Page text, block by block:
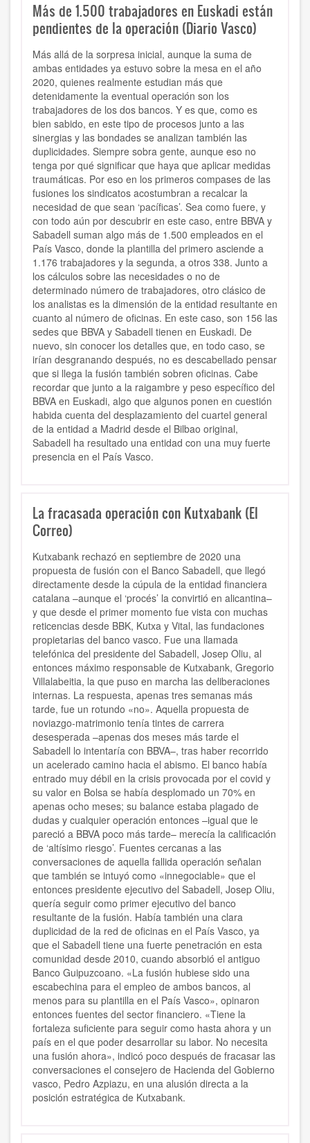
Más de 1.500 trabajadores en Euskadi están
pendientes de la operación (Diario Vasco)
Más allá de la sorpresa inicial, aunque la suma de
ambas entidades ya estuvo sobre la mesa en el año
2020, quienes realmente estudian más que
detenidamente la eventual operación son los
trabajadores de los dos bancos. Y es que, como es
bien sabido, en este tipo de procesos junto a las
sinergias y las bondades se analizan también las
duplicidades. Siempre sobra gente, aunque eso no
tenga por qué significar que haya que aplicar medidas
traumáticas. Por eso en los primeros compases de las
fusiones los sindicatos acostumbran a recalcar la
necesidad de que sean ‘pacíficas’. Sea como fuere, y
con todo aún por descubrir en este caso, entre BBVA y
Sabadell suman algo más de 1.500 empleados en el
País Vasco, donde la plantilla del primero asciende a
1.176 trabajadores y la segunda, a otros 338. Junto a
los cálculos sobre las necesidades o no de
determinado número de trabajadores, otro clásico de
los analistas es la dimensión de la entidad resultante en
cuanto al número de oficinas. En este caso, son 156 las
sedes que BBVA y Sabadell tienen en Euskadi. De
nuevo, sin conocer los detalles que, en todo caso, se
irían desgranando después, no es descabellado pensar
que si llega la fusión también sobren oficinas. Cabe
recordar que junto a la raigambre y peso específico del
BBVA en Euskadi, algo que algunos ponen en cuestión
habida cuenta del desplazamiento del cuartel general
de la entidad a Madrid desde el Bilbao original,
Sabadell ha resultado una entidad con una muy fuerte
presencia en el País Vasco.
La fracasada operación con Kutxabank (El
Correo)
Kutxabank rechazó en septiembre de 2020 una
propuesta de fusión con el Banco Sabadell, que llegó
directamente desde la cúpula de la entidad financiera
catalana –aunque el ‘procés’ la convirtió en alicantina–
y que desde el primer momento fue vista con muchas
reticencias desde BBK, Kutxa y Vital, las fundaciones
propietarias del banco vasco. Fue una llamada
telefónica del presidente del Sabadell, Josep Oliu, al
entonces máximo responsable de Kutxabank, Gregorio
Villalabeitia, la que puso en marcha las deliberaciones
internas. La respuesta, apenas tres semanas más
tarde, fue un rotundo «no». Aquella propuesta de
noviazgo-matrimonio tenía tintes de carrera
desesperada –apenas dos meses más tarde el
Sabadell lo intentaría con BBVA–, tras haber recorrido
un acelerado camino hacia el abismo. El banco había
entrado muy débil en la crisis provocada por el covid y
su valor en Bolsa se había desplomado un 70% en
apenas ocho meses; su balance estaba plagado de
dudas y cualquier operación entonces –igual que le
pareció a BBVA poco más tarde– merecía la calificación
de ‘altísimo riesgo’. Fuentes cercanas a las
conversaciones de aquella fallida operación señalan
que también se intuyó como «innegociable» que el
entonces presidente ejecutivo del Sabadell, Josep Oliu,
quería seguir como primer ejecutivo del banco
resultante de la fusión. Había también una clara
duplicidad de la red de oficinas en el País Vasco, ya
que el Sabadell tiene una fuerte penetración en esta
comunidad desde 2010, cuando absorbió el antiguo
Banco Guipuzcoano. «La fusión hubiese sido una
escabechina para el empleo de ambos bancos, al
menos para su plantilla en el País Vasco», opinaron
entonces fuentes del sector financiero. «Tiene la
fortaleza suficiente para seguir como hasta ahora y un
país en el que poder desarrollar su labor. No necesita
una fusión ahora», indicó poco después de fracasar las
conversaciones el consejero de Hacienda del Gobierno
vasco, Pedro Azpiazu, en una alusión directa a la
posición estratégica de Kutxabank.